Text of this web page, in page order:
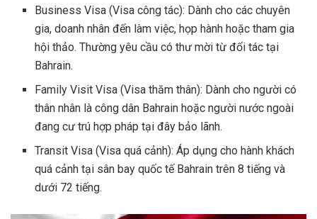
Business Visa (Visa công tác): Dành cho các chuyên
gia, doanh nhân đến làm việc, họp hành hoặc tham gia
hội thảo. Thường yêu cầu có thư mời từ đối tác tại
Bahrain.
Family Visit Visa (Visa thăm thân): Dành cho người có
thân nhân là công dân Bahrain hoặc người nước ngoài
đang cư trú hợp pháp tại đây bảo lãnh.
Transit Visa (Visa quá cảnh): Áp dụng cho hành khách
quá cảnh tại sân bay quốc tế Bahrain trên 8 tiếng và
dưới 72 tiếng.